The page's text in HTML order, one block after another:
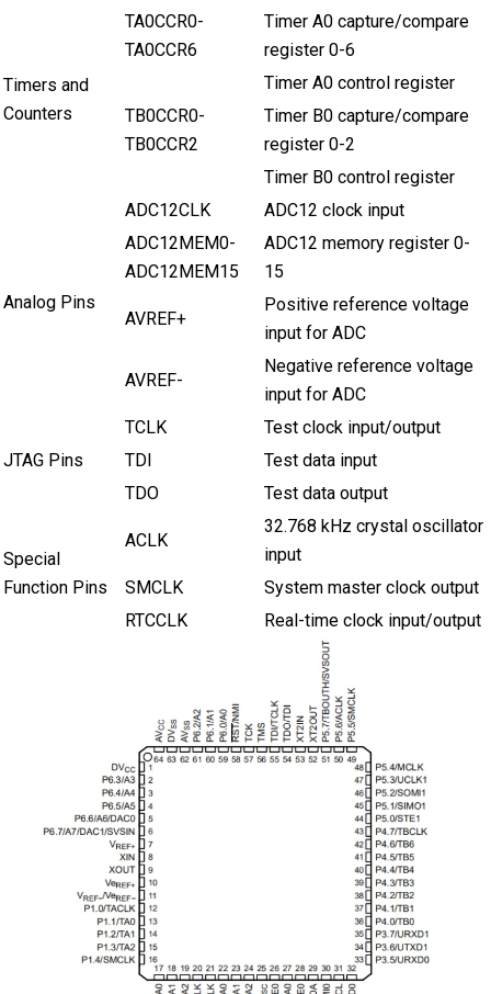
Timers and
Counters
TA0CCR0-
TA0CCR6
Timer A0 capture/compare
register 0-6
Timer A0 control register
TB0CCR0-
TB0CCR2
Timer B0 capture/compare
register 0-2
Timer B0 control register
Analog Pins
ADC12CLK
ADC12 clock input
ADC12MEM0-
ADC12MEM15
ADC12 memory register 0-
15
AVREF+
Positive reference voltage
input for ADC
AVREF-
Negative reference voltage
input for ADC
JTAG Pins
TCLK
Test clock input/output
TDI
Test data input
TDO
Test data output
Special
Function Pins
ACLK
32.768 kHz crystal oscillator
input
SMCLK
System master clock output
RTCCLK
Real-time clock input/output